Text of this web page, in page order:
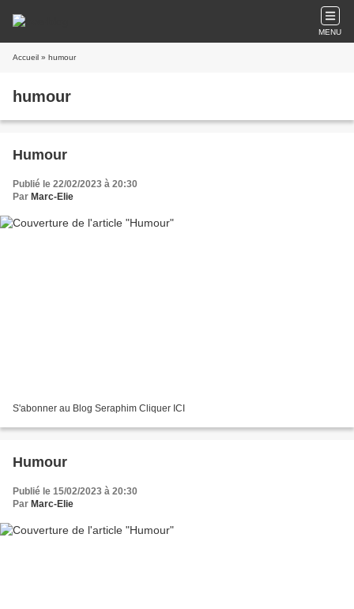
MENU
Accueil » humour
humour
Humour
Publié le 22/02/2023 à 20:30
Par Marc-Elie
S'abonner au Blog Seraphim Cliquer ICI
Humour
Publié le 15/02/2023 à 20:30
Par Marc-Elie